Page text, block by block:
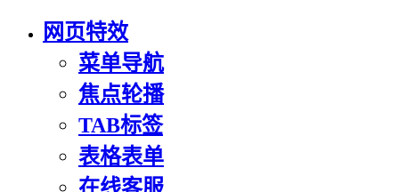
网页特效
菜单导航
焦点轮播
TAB标签
表格表单
在线客服